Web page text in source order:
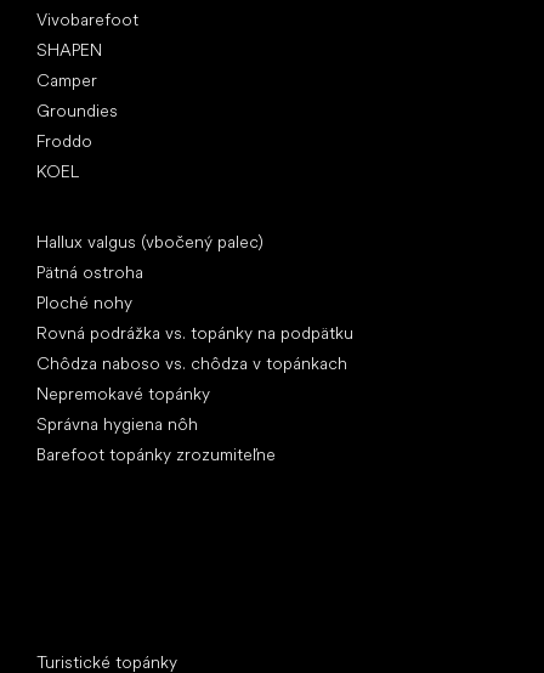
Vivobarefoot
SHAPEN
Camper
Groundies
Froddo
KOEL
Hallux valgus (vbočený palec)
Pätná ostroha
Ploché nohy
Rovná podrážka vs. topánky na podpätku
Chôdza naboso vs. chôdza v topánkach
Nepremokavé topánky
Správna hygiena nôh
Barefoot topánky zrozumiteľne
Turistické topánky